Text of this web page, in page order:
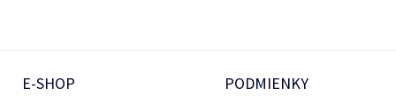
E-SHOP
PODMIENKY